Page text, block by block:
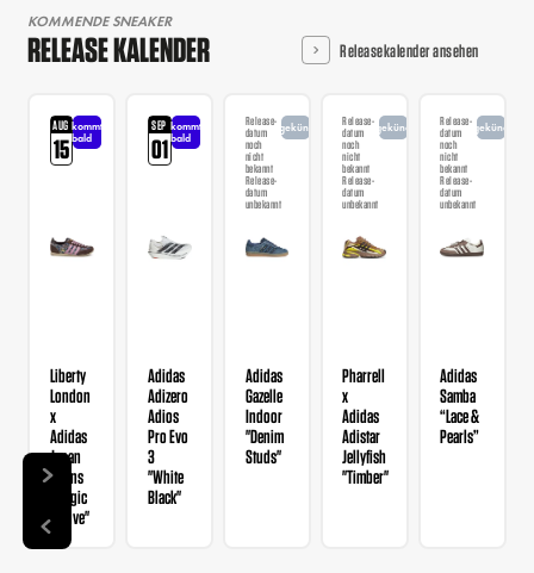
KOMMENDE SNEAKER
RELEASE KALENDER Releasekalender ansehen
AUG
15
kommt
bald
Liberty
London
x
Adidas
Japan
Wmns
"Magic
Mauve"
SEP
01
kommt
bald
Adidas
Adizero
Adios
Pro Evo
3
"White
Black"
Release-
datum
noch
nicht
bekannt
Release-
datum
unbekannt
angekündigt
Adidas
Gazelle
Indoor
"Denim
Studs"
Release-
datum
noch
nicht
bekannt
Release-
datum
unbekannt
angekündigt
Pharrell
x
Adidas
Adistar
Jellyfish
"Timber"
Release-
datum
noch
nicht
bekannt
Release-
datum
unbekannt
angekündigt
Adidas
Samba
“Lace &
Pearls”